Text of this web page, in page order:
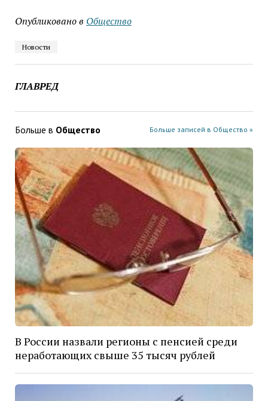
Опубликовано в Общество
Новости
ГЛАВРЕД
Больше в Общество Больше записей в Общество »
В России назвали регионы с пенсией среди
неработающих свыше 35 тысяч рублей